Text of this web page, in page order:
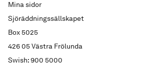
Sjöräddningssällskapet
Box 5025
426 05 Västra Frölunda
Swish: 900 5000
Mina sidor